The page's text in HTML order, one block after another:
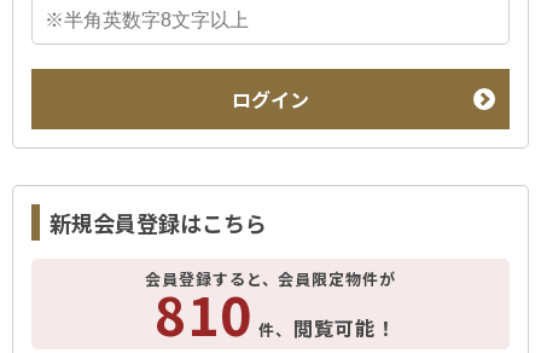
ログイン
新規会員登録はこちら
会員登録すると、会員限定物件が
810 件、 閲覧可能！